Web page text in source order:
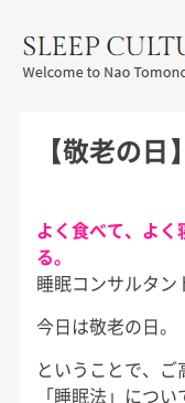
CULTURE
【敬老の
よく食べて、よ
る。
睡眠コンサルタン
今日は敬老の日。
ということで、
「睡眠法」につ